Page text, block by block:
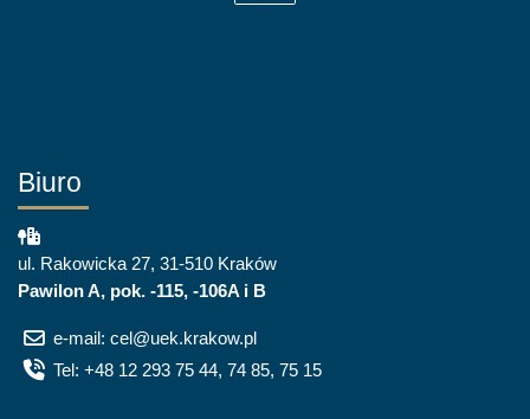
Biuro
ul. Rakowicka 27, 31-510 Kraków
Pawilon A, pok. -115, -106A i B
e-mail: cel@uek.krakow.pl
Tel: +48 12 293 75 44, 74 85, 75 15